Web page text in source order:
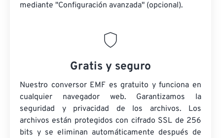
mediante "Configuración avanzada" (opcional).
Gratis y seguro
Nuestro conversor EMF es gratuito y funciona en
cualquier navegador web. Garantizamos la
seguridad y privacidad de los archivos. Los
archivos están protegidos con cifrado SSL de 256
bits y se eliminan automáticamente después de